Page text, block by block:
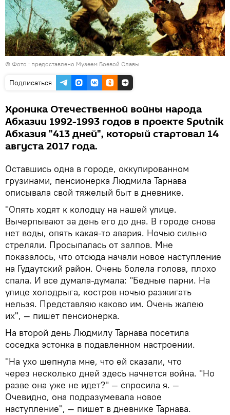
© Фото : предоставлено Музеем Боевой Славы
Подписаться
Хроника Отечественной войны народа
Абхазии 1992-1993 годов в проекте Sputnik
Абхазия "413 дней", который стартовал 14
августа 2017 года.
Оставшись одна в городе, оккупированном
грузинами, пенсионерка Людмила Тарнава
описывала свой тяжелый быт в дневнике.
"Опять ходят к колодцу на нашей улице.
Вычерпывают за день его до дна. В городе снова
нет воды, опять какая-то авария. Ночью сильно
стреляли. Просыпалась от залпов. Мне
показалось, что отсюда начали новое наступление
на Гудаутский район. Очень болела голова, плохо
спала. И все думала-думала: "Бедные парни. На
улице холодрыга, костров ночью разжигать
нельзя. Представляю каково им. Очень жалею
их", — пишет пенсионерка.
На второй день Людмилу Тарнава посетила
соседка эстонка в подавленном настроении.
"На ухо шепнула мне, что ей сказали, что
через несколько дней здесь начнется война. "Но
разве она уже не идет?" — спросила я. —
Очевидно, она подразумевала новое
наступление", — пишет в дневнике Тарнава.